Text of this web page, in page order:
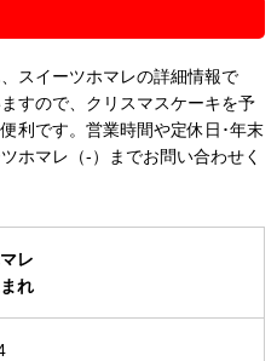
スイーツホマレの詳細情報で
すので、クリスマスケーキを予
利です。営業時間や定休日･年末
ホマレ（-）までお問い合わせく
レ
れ